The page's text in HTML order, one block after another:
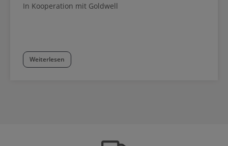
In Kooperation mit Goldwell
Weiterlesen